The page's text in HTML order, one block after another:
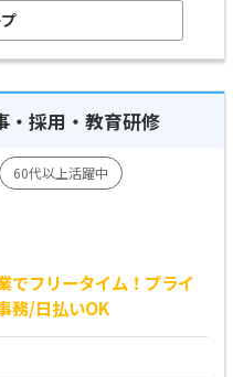
・採用・教育研修
60代以上活躍中
でフリータイム！プライ
務/日払いOK